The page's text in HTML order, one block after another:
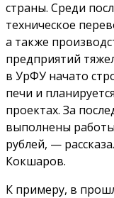
страны. Среди
техническое
а также
предприятий
в УрФУ начато
печи и
проектах. За
выполнены
рублей, —
Кокшаров.
К примеру, в